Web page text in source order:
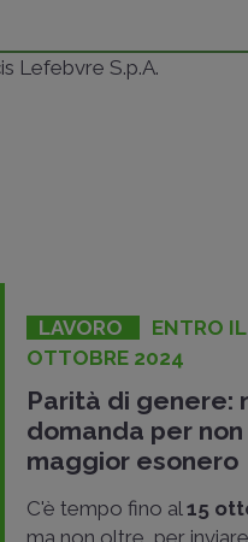
Lefebvre S.p.A.
LAVORO
ENTRO
OTTOBRE 2024
Parità di genere:
domanda per
maggior esonero
C'è tempo fino al 15
ma non oltre, per